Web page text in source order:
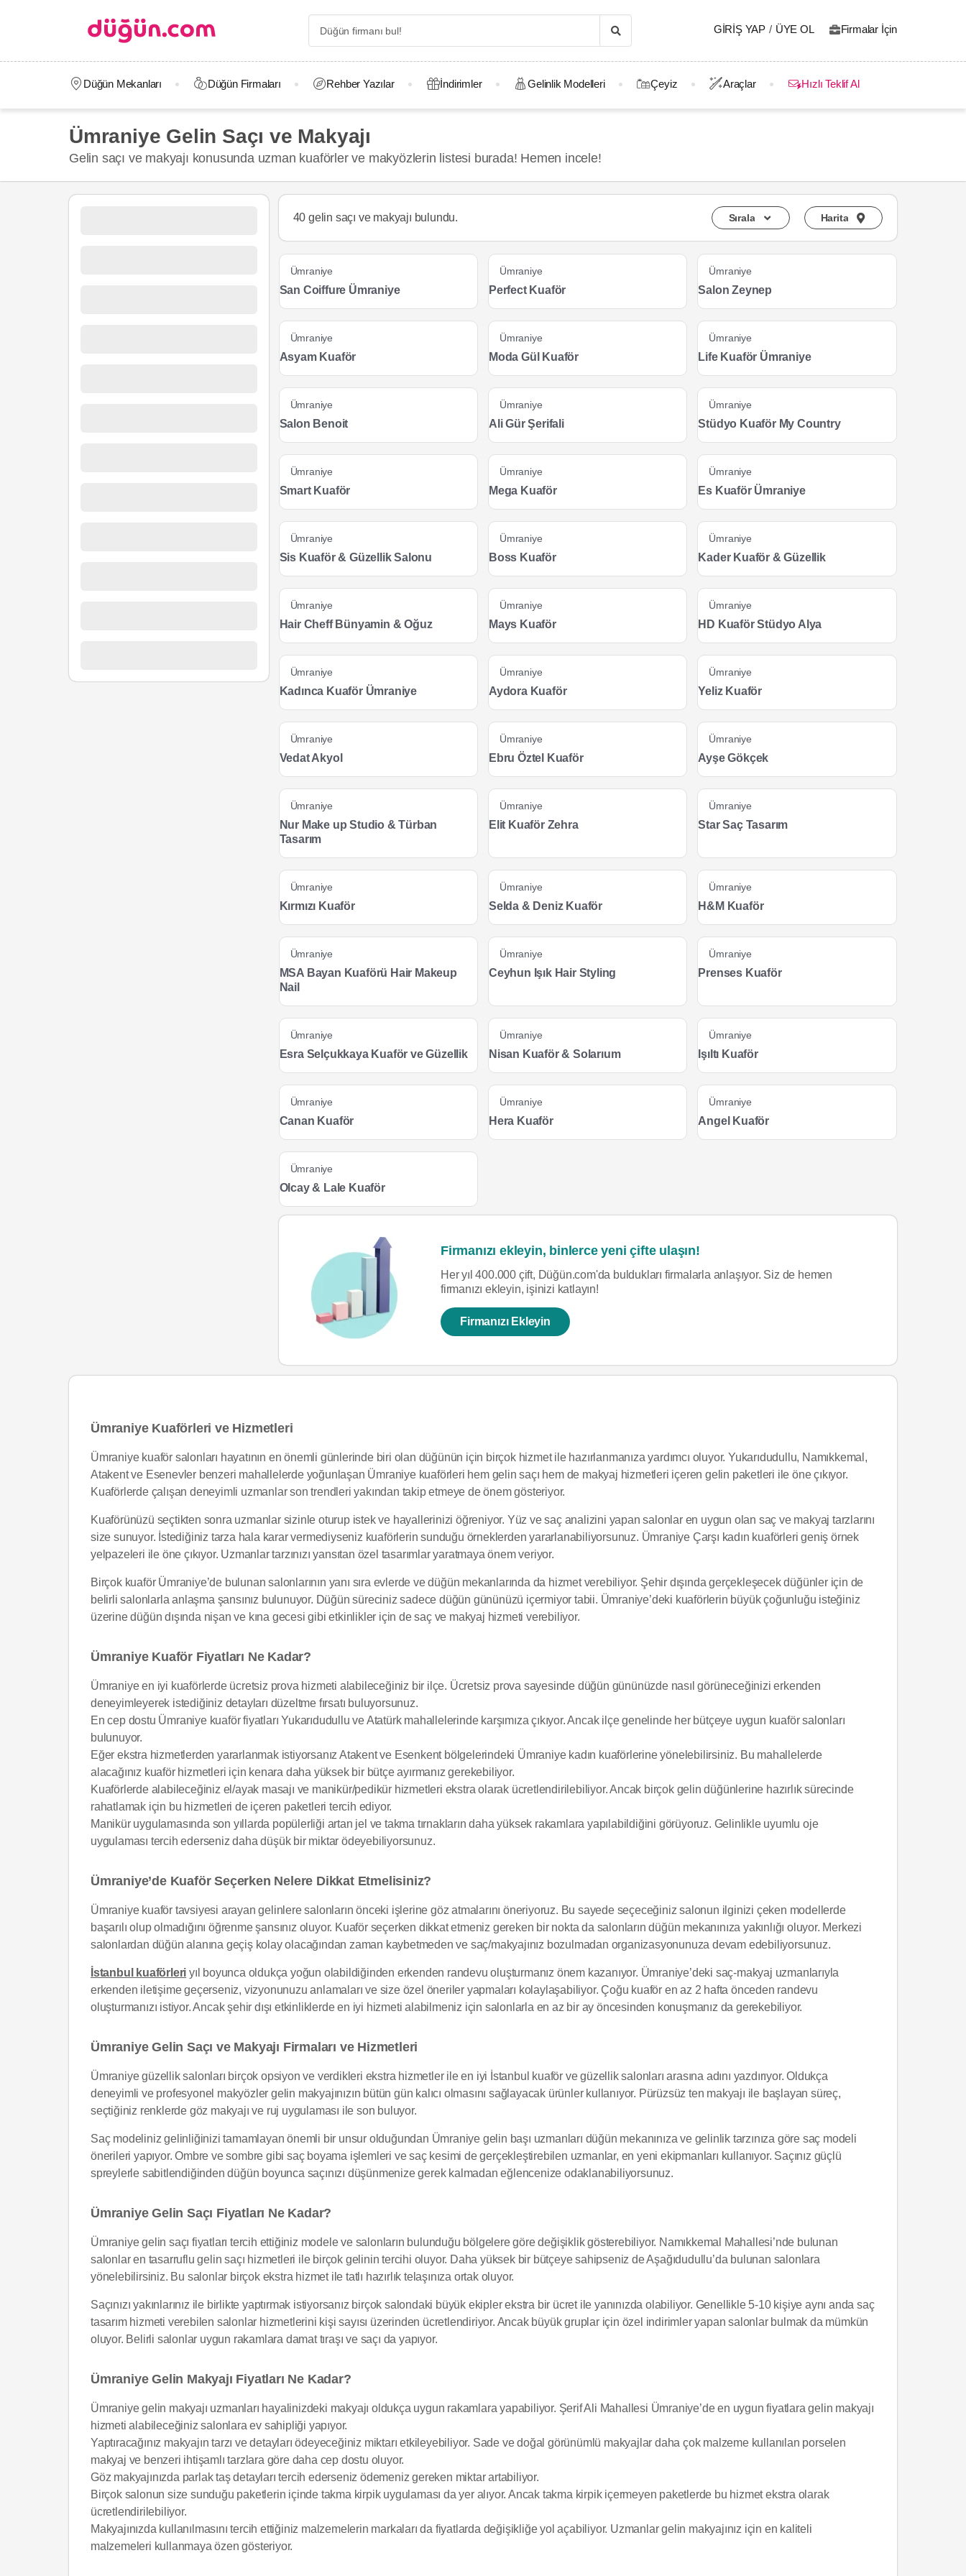
GIRIŞ YAP / ÜYE OL Firmalar İçin
Düğün Mekanları Düğün Firmaları Rehber Yazılar İndirimler Gelinlik Modelleri Çeyiz Araçlar Hızlı Teklif Al
Ümraniye Gelin Saçı ve Makyajı
Gelin saçı ve makyajı konusunda uzman kuaförler ve makyözlerin listesi burada! Hemen incele!
40 gelin saçı ve makyajı bulundu. Sırala Harita
Ümraniye
San Coiffure Ümraniye
Ümraniye
Perfect Kuaför
Ümraniye
Salon Zeynep
Ümraniye
Asyam Kuaför
Ümraniye
Moda Gül Kuaför
Ümraniye
Life Kuaför Ümraniye
Ümraniye
Salon Benoit
Ümraniye
Ali Gür Şerifali
Ümraniye
Stüdyo Kuaför My Country
Ümraniye
Smart Kuaför
Ümraniye
Mega Kuaför
Ümraniye
Es Kuaför Ümraniye
Ümraniye
Sis Kuaför & Güzellik Salonu
Ümraniye
Boss Kuaför
Ümraniye
Kader Kuaför & Güzellik
Ümraniye
Hair Cheff Bünyamin & Oğuz
Ümraniye
Mays Kuaför
Ümraniye
HD Kuaför Stüdyo Alya
Ümraniye
Kadınca Kuaför Ümraniye
Ümraniye
Aydora Kuaför
Ümraniye
Yeliz Kuaför
Ümraniye
Vedat Akyol
Ümraniye
Ebru Öztel Kuaför
Ümraniye
Ayşe Gökçek
Ümraniye
Nur Make up Studio & Türban
Tasarım
Ümraniye
Elit Kuaför Zehra
Ümraniye
Star Saç Tasarım
Ümraniye
Kırmızı Kuaför
Ümraniye
Selda & Deniz Kuaför
Ümraniye
H&M Kuaför
Ümraniye
MSA Bayan Kuaförü Hair Makeup
Nail
Ümraniye
Ceyhun Işık Hair Styling
Ümraniye
Prenses Kuaför
Ümraniye
Esra Selçukkaya Kuaför ve Güzellik
Ümraniye
Nisan Kuaför & Solarıum
Ümraniye
Işıltı Kuaför
Ümraniye
Canan Kuaför
Ümraniye
Hera Kuaför
Ümraniye
Angel Kuaför
Ümraniye
Olcay & Lale Kuaför
Firmanızı ekleyin, binlerce yeni çifte ulaşın!
Her yıl 400.000 çift, Düğün.com'da buldukları firmalarla anlaşıyor. Siz de hemen
firmanızı ekleyin, işinizi katlayın!
Firmanızı Ekleyin
Ümraniye Kuaförleri ve Hizmetleri
Ümraniye kuaför salonları hayatının en önemli günlerinde biri olan düğünün için birçok hizmet ile hazırlanmanıza yardımcı oluyor. Yukarıdudullu, Namıkkemal,
Atakent ve Esenevler benzeri mahallelerde yoğunlaşan Ümraniye kuaförleri hem gelin saçı hem de makyaj hizmetleri içeren gelin paketleri ile öne çıkıyor.
Kuaförlerde çalışan deneyimli uzmanlar son trendleri yakından takip etmeye de önem gösteriyor.
Kuaförünüzü seçtikten sonra uzmanlar sizinle oturup istek ve hayallerinizi öğreniyor. Yüz ve saç analizini yapan salonlar en uygun olan saç ve makyaj tarzlarını
size sunuyor. İstediğiniz tarza hala karar vermediyseniz kuaförlerin sunduğu örneklerden yararlanabiliyorsunuz. Ümraniye Çarşı kadın kuaförleri geniş örnek
yelpazeleri ile öne çıkıyor. Uzmanlar tarzınızı yansıtan özel tasarımlar yaratmaya önem veriyor.
Birçok kuaför Ümraniye’de bulunan salonlarının yanı sıra evlerde ve düğün mekanlarında da hizmet verebiliyor. Şehir dışında gerçekleşecek düğünler için de
belirli salonlarla anlaşma şansınız bulunuyor. Düğün süreciniz sadece düğün gününüzü içermiyor tabii. Ümraniye’deki kuaförlerin büyük çoğunluğu isteğiniz
üzerine düğün dışında nişan ve kına gecesi gibi etkinlikler için de saç ve makyaj hizmeti verebiliyor.
Ümraniye Kuaför Fiyatları Ne Kadar?
Ümraniye en iyi kuaförlerde ücretsiz prova hizmeti alabileceğiniz bir ilçe. Ücretsiz prova sayesinde düğün gününüzde nasıl görüneceğinizi erkenden
deneyimleyerek istediğiniz detayları düzeltme fırsatı buluyorsunuz.
En cep dostu Ümraniye kuaför fiyatları Yukarıdudullu ve Atatürk mahallelerinde karşımıza çıkıyor. Ancak ilçe genelinde her bütçeye uygun kuaför salonları
bulunuyor.
Eğer ekstra hizmetlerden yararlanmak istiyorsanız Atakent ve Esenkent bölgelerindeki Ümraniye kadın kuaförlerine yönelebilirsiniz. Bu mahallelerde
alacağınız kuaför hizmetleri için kenara daha yüksek bir bütçe ayırmanız gerekebiliyor.
Kuaförlerde alabileceğiniz el/ayak masajı ve manikür/pedikür hizmetleri ekstra olarak ücretlendirilebiliyor. Ancak birçok gelin düğünlerine hazırlık sürecinde
rahatlamak için bu hizmetleri de içeren paketleri tercih ediyor.
Manikür uygulamasında son yıllarda popülerliği artan jel ve takma tırnakların daha yüksek rakamlara yapılabildiğini görüyoruz. Gelinlikle uyumlu oje
uygulaması tercih ederseniz daha düşük bir miktar ödeyebiliyorsunuz.
Ümraniye’de Kuaför Seçerken Nelere Dikkat Etmelisiniz?
Ümraniye kuaför tavsiyesi arayan gelinlere salonların önceki işlerine göz atmalarını öneriyoruz. Bu sayede seçeceğiniz salonun ilginizi çeken modellerde
başarılı olup olmadığını öğrenme şansınız oluyor. Kuaför seçerken dikkat etmeniz gereken bir nokta da salonların düğün mekanınıza yakınlığı oluyor. Merkezi
salonlardan düğün alanına geçiş kolay olacağından zaman kaybetmeden ve saç/makyajınız bozulmadan organizasyonunuza devam edebiliyorsunuz.
İstanbul kuaförleri yıl boyunca oldukça yoğun olabildiğinden erkenden randevu oluşturmanız önem kazanıyor. Ümraniye’deki saç-makyaj uzmanlarıyla
erkenden iletişime geçerseniz, vizyonunuzu anlamaları ve size özel öneriler yapmaları kolaylaşabiliyor. Çoğu kuaför en az 2 hafta önceden randevu
oluşturmanızı istiyor. Ancak şehir dışı etkinliklerde en iyi hizmeti alabilmeniz için salonlarla en az bir ay öncesinden konuşmanız da gerekebiliyor.
Ümraniye Gelin Saçı ve Makyajı Firmaları ve Hizmetleri
Ümraniye güzellik salonları birçok opsiyon ve verdikleri ekstra hizmetler ile en iyi İstanbul kuaför ve güzellik salonları arasına adını yazdırıyor. Oldukça
deneyimli ve profesyonel makyözler gelin makyajınızın bütün gün kalıcı olmasını sağlayacak ürünler kullanıyor. Pürüzsüz ten makyajı ile başlayan süreç,
seçtiğiniz renklerde göz makyajı ve ruj uygulaması ile son buluyor.
Saç modeliniz gelinliğinizi tamamlayan önemli bir unsur olduğundan Ümraniye gelin başı uzmanları düğün mekanınıza ve gelinlik tarzınıza göre saç modeli
önerileri yapıyor. Ombre ve sombre gibi saç boyama işlemleri ve saç kesimi de gerçekleştirebilen uzmanlar, en yeni ekipmanları kullanıyor. Saçınız güçlü
spreylerle sabitlendiğinden düğün boyunca saçınızı düşünmenize gerek kalmadan eğlencenize odaklanabiliyorsunuz.
Ümraniye Gelin Saçı Fiyatları Ne Kadar?
Ümraniye gelin saçı fiyatları tercih ettiğiniz modele ve salonların bulunduğu bölgelere göre değişiklik gösterebiliyor. Namıkkemal Mahallesi’nde bulunan
salonlar en tasarruflu gelin saçı hizmetleri ile birçok gelinin tercihi oluyor. Daha yüksek bir bütçeye sahipseniz de Aşağıdudullu’da bulunan salonlara
yönelebilirsiniz. Bu salonlar birçok ekstra hizmet ile tatlı hazırlık telaşınıza ortak oluyor.
Saçınızı yakınlarınız ile birlikte yaptırmak istiyorsanız birçok salondaki büyük ekipler ekstra bir ücret ile yanınızda olabiliyor. Genellikle 5-10 kişiye aynı anda saç
tasarım hizmeti verebilen salonlar hizmetlerini kişi sayısı üzerinden ücretlendiriyor. Ancak büyük gruplar için özel indirimler yapan salonlar bulmak da mümkün
oluyor. Belirli salonlar uygun rakamlara damat tıraşı ve saçı da yapıyor.
Ümraniye Gelin Makyajı Fiyatları Ne Kadar?
Ümraniye gelin makyajı uzmanları hayalinizdeki makyajı oldukça uygun rakamlara yapabiliyor. Şerif Ali Mahallesi Ümraniye’de en uygun fiyatlara gelin makyajı
hizmeti alabileceğiniz salonlara ev sahipliği yapıyor.
Yaptıracağınız makyajın tarzı ve detayları ödeyeceğiniz miktarı etkileyebiliyor. Sade ve doğal görünümlü makyajlar daha çok malzeme kullanılan porselen
makyaj ve benzeri ihtişamlı tarzlara göre daha cep dostu oluyor.
Göz makyajınızda parlak taş detayları tercih ederseniz ödemeniz gereken miktar artabiliyor.
Birçok salonun size sunduğu paketlerin içinde takma kirpik uygulaması da yer alıyor. Ancak takma kirpik içermeyen paketlerde bu hizmet ekstra olarak
ücretlendirilebiliyor.
Makyajınızda kullanılmasını tercih ettiğiniz malzemelerin markaları da fiyatlarda değişikliğe yol açabiliyor. Uzmanlar gelin makyajınız için en kaliteli
malzemeleri kullanmaya özen gösteriyor.